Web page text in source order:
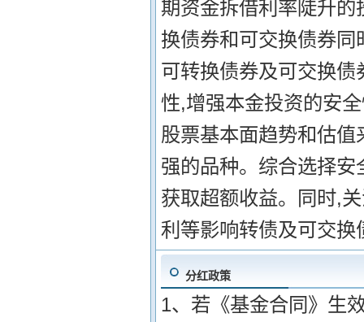
期资金拆借利率陡升
换债券和可交换债券
可转换债券及可交换
性,增强本金投资的安
股票基本面趋势和估
强的品种。综合选择
获取超额收益。同时,
利等影响转债及可交换
分红政策
1、若《基金合同》生